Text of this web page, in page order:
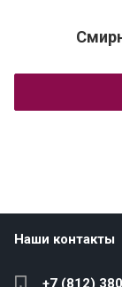
Наши контакты
+7 (812)